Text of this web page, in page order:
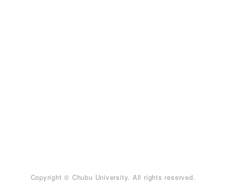
Copyright © Chubu University. All rights reserved.